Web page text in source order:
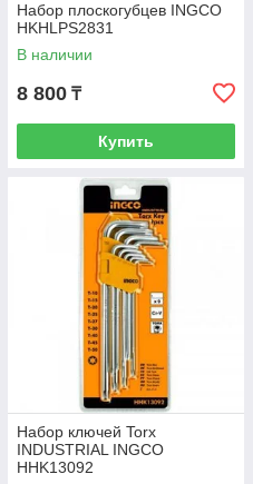
Набор плоскогубцев INGCO
HKHLPS2831
В наличии
8 800 ₸
Купить
Набор ключей Torx
INDUSTRIAL INGCO
HHK13092